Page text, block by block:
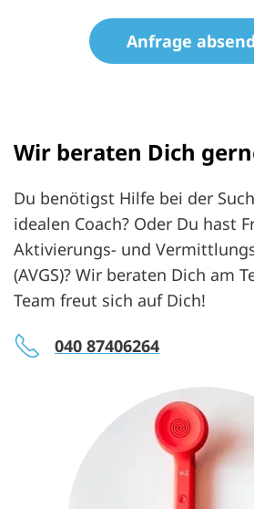
Wir beraten Dich
Du benötigst Hilfe bei der
idealen Coach? Oder Du hast
Aktivierungs- und
(AVGS)? Wir beraten Dich am
Team freut sich auf Dich!
040 87406264